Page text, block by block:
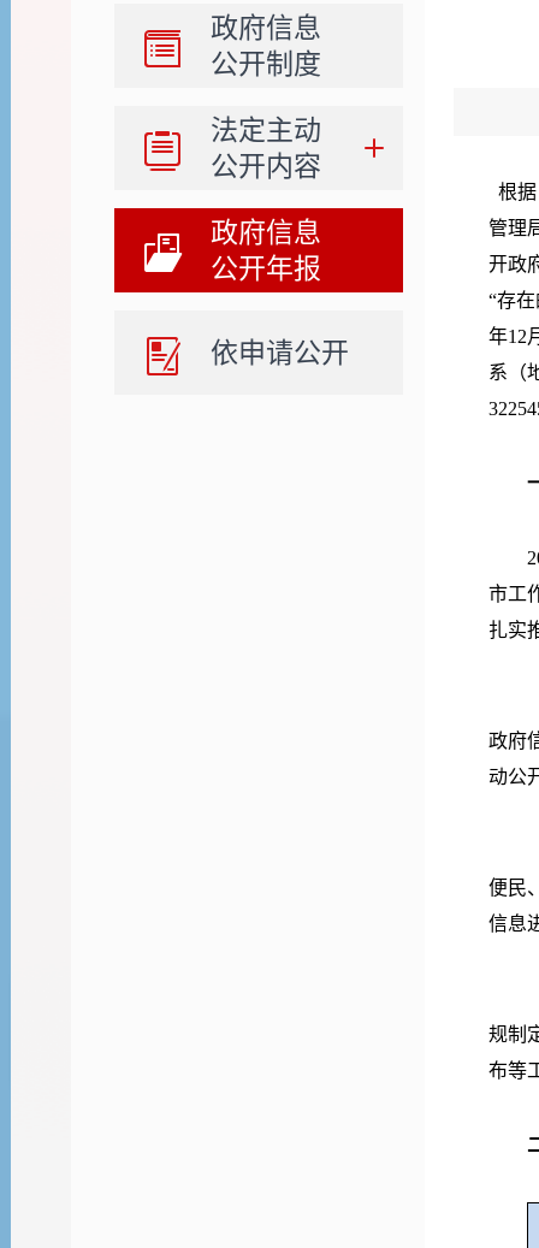
政府信息
公开制度
法定主动
公开内容
政府信息
公开年报
依申请公开
根
管理
开政
“存
年12
系（
市工
扎实
政府
动公
便民
信息
规制
布等